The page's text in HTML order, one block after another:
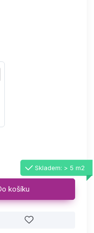
Skladem: > 5 m2
košíku